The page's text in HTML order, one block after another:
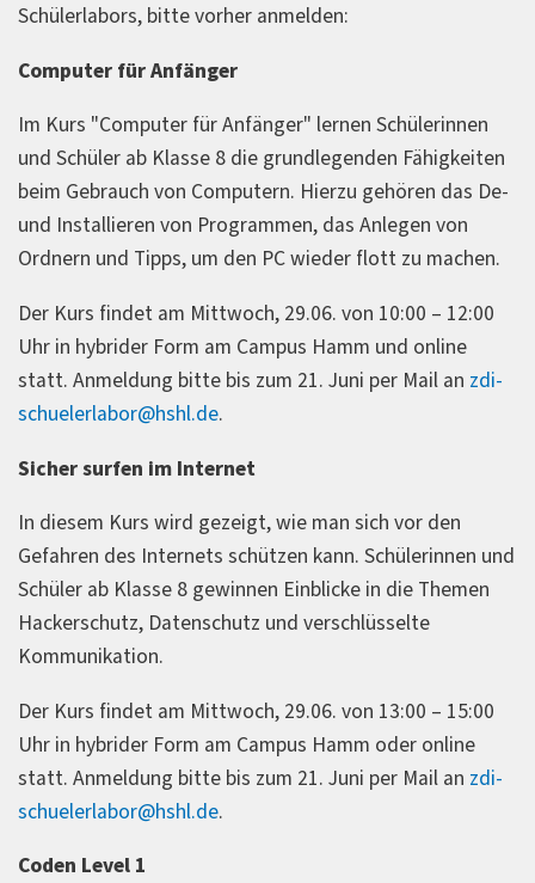
Schülerlabors, bitte vorher anmelden:
Computer für Anfänger
Im Kurs "Computer für Anfänger" lernen Schülerinnen
und Schüler ab Klasse 8 die grundlegenden Fähigkeiten
beim Gebrauch von Computern. Hierzu gehören das De-
und Installieren von Programmen, das Anlegen von
Ordnern und Tipps, um den PC wieder flott zu machen.
Der Kurs findet am Mittwoch, 29.06. von 10:00 – 12:00
Uhr in hybrider Form am Campus Hamm und online
statt. Anmeldung bitte bis zum 21. Juni per Mail an zdi-
schuelerlabor@hshl.de.
Sicher surfen im Internet
In diesem Kurs wird gezeigt, wie man sich vor den
Gefahren des Internets schützen kann. Schülerinnen und
Schüler ab Klasse 8 gewinnen Einblicke in die Themen
Hackerschutz, Datenschutz und verschlüsselte
Kommunikation.
Der Kurs findet am Mittwoch, 29.06. von 13:00 – 15:00
Uhr in hybrider Form am Campus Hamm oder online
statt. Anmeldung bitte bis zum 21. Juni per Mail an zdi-
schuelerlabor@hshl.de.
Coden Level 1